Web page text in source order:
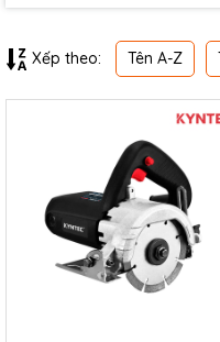
Xếp theo: Tên A-Z